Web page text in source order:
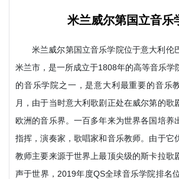
米兰威尔第国立音乐
米兰威尔第国立音乐学院位于意大利伦
米兰市，是一所成立于1808年的高等音乐学
的音乐学院之一，是意大利最重要的音乐
月，由于当时意大利歌剧正处在威尔第的歌
欧洲的音乐界。一百多年来为世界各国培养
指挥，演奏家，歌唱家和音乐教师。由于它
教师主要来源于世界上最顶尖级的斯卡拉歌
声于世界，2019年度QS全球音乐学院排名